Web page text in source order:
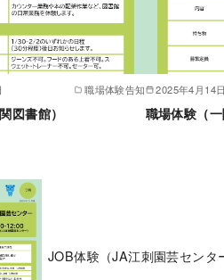
職場体験告知
図書館）
2025年4月14日
職場体験（
JOB体験（JA江刺園芸センタ